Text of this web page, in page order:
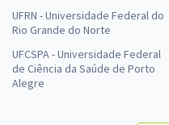
UFRN - Universidade Federal do
Rio Grande do Norte
UFCSPA - Universidade Federal
de Ciência da Saúde de Porto
Alegre